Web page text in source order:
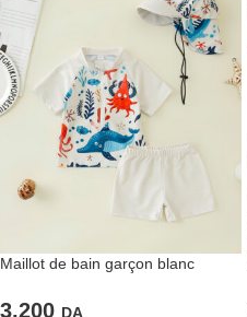
Maillot de bain garçon blanc
3,200 DA